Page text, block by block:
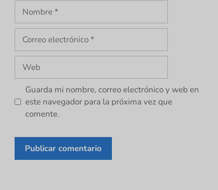
Nombre
Correo
electrónico
Web
Guarda mi nombre, correo electrónico y web en
este navegador para la próxima vez que
comente.